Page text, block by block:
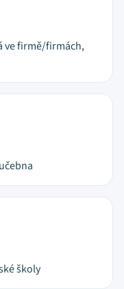
ve firmě/firmách,
školy